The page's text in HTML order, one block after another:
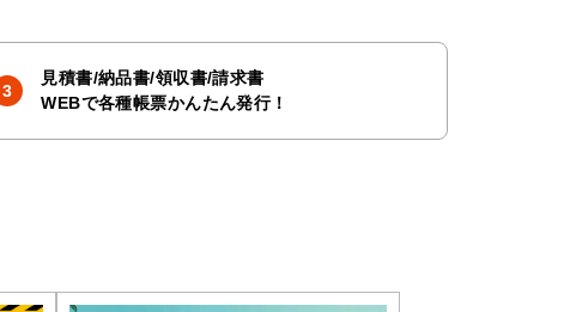
見積書/納品書/領収書/請求書
WEBで各種帳票かんたん発行！